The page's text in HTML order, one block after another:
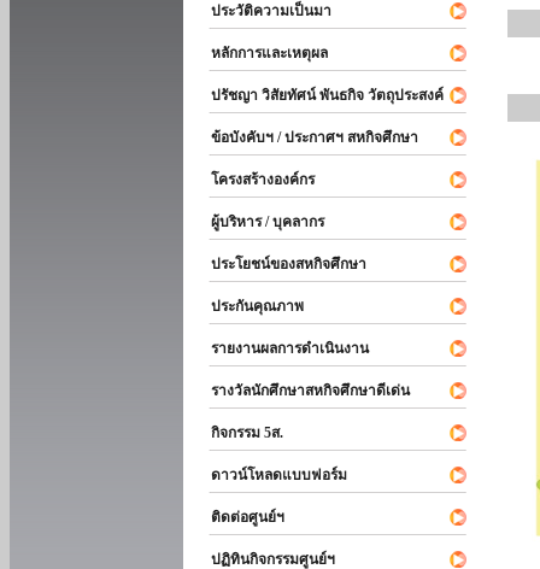
ประวัติความเป็นมา
หลักการและเหตุผล
ปรัชญา วิสัยทัศน์ พันธกิจ วัตถุประสงค์
ข้อบังคับฯ / ประกาศฯ สหกิจศึกษา
โครงสร้างองค์กร
ผู้บริหาร / บุคลากร
ประโยชน์ของสหกิจศึกษา
ประกันคุณภาพ
รายงานผลการดำเนินงาน
รางวัลนักศึกษาสหกิจศึกษาดีเด่น
กิจกรรม 5ส.
ดาวน์โหลดแบบฟอร์ม
ติดต่อศูนย์ฯ
ปฏิทินกิจกรรมศูนย์ฯ